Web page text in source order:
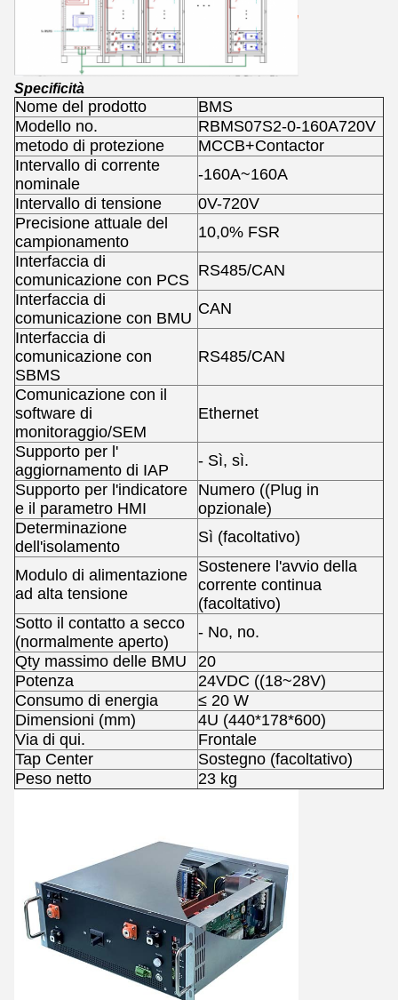
Specificità
Nome del prodotto
BMS
Modello no.
RBMS07S2-0-160A720V
metodo di protezione
MCCB+Contactor
Intervallo di corrente
nominale
-160A~160A
Intervallo di tensione
0V-720V
Precisione attuale del
campionamento
10,0% FSR
Interfaccia di
comunicazione con PCS
RS485/CAN
Interfaccia di
comunicazione con BMU
CAN
Interfaccia di
comunicazione con
SBMS
RS485/CAN
Comunicazione con il
software di
monitoraggio/SEM
Ethernet
Supporto per l'
aggiornamento di IAP
- Sì, sì.
Supporto per l'indicatore
e il parametro HMI
Numero ((Plug in
opzionale)
Determinazione
dell'isolamento
Sì (facoltativo)
Modulo di alimentazione
ad alta tensione
Sostenere l'avvio della
corrente continua
(facoltativo)
Sotto il contatto a secco
(normalmente aperto)
- No, no.
Qty massimo delle BMU
20
Potenza
24VDC ((18~28V)
Consumo di energia
≤ 20 W
Dimensioni (mm)
4U (440*178*600)
Via di qui.
Frontale
Tap Center
Sostegno (facoltativo)
Peso netto
23 kg